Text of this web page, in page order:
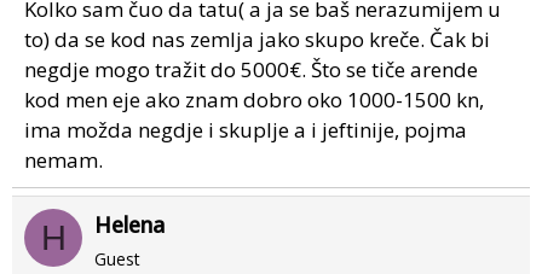
Kolko sam čuo da tatu( a ja se baš nerazumijem u
to) da se kod nas zemlja jako skupo kreče. Čak bi
negdje mogo tražit do 5000€. Što se tiče arende
kod men eje ako znam dobro oko 1000-1500 kn,
ima možda negdje i skuplje a i jeftinije, pojma
nemam.
H Helena
Guest